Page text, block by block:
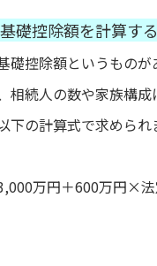
礎控除額を計算する
礎控除額というものが
相続人の数や家族構成
下の計算式で求められ
万円＋600万円×